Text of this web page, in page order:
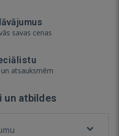
savas cenas
atsauksmēm
un atbildes